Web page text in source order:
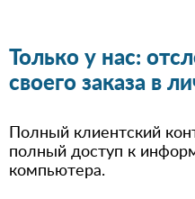
Только у нас:
своего заказа в
Полный клиентский
полный доступ к
компьютера.